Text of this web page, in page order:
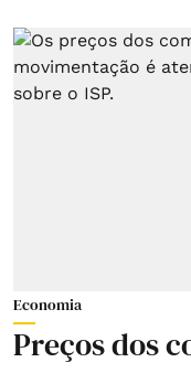
Economia
Preços dos